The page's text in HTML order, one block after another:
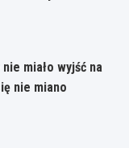
miało wyjść na
nie miano